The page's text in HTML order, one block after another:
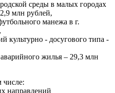
среды в малых городах
млн рублей,
манежа в г.
культурно - досугового типа -
жилья – 29,3 млн
направлений